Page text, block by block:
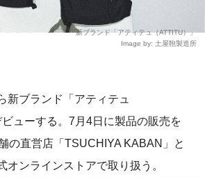
新ブランド「アティテュ（ATTITU）」
Image by: 土屋鞄製造所
ブランド「アティテュ
ビューする。7月4日に製品の販売を
の直営店「TSUCHIYA KABAN」と
オンラインストアで取り扱う。